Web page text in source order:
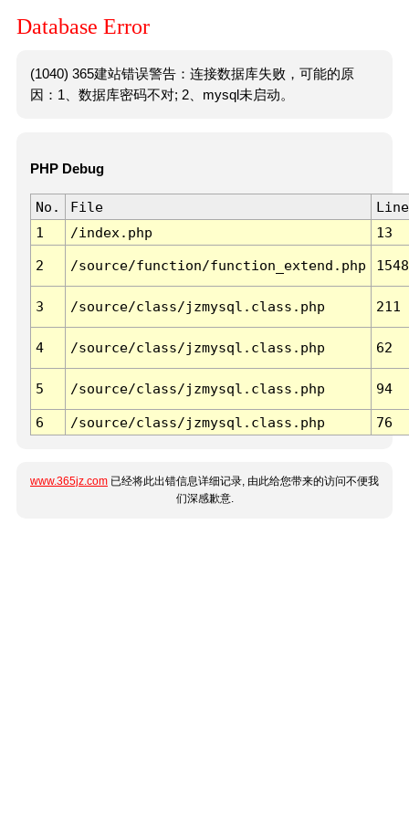
Database Error
(1040) 365建站错误警告：连接数据库失败，可能的原
因：1、数据库密码不对; 2、mysql未启动。
PHP Debug
No. File
Line
1
/index.php 13
2 /source/function/function_extend.php 1548
3 /source/class/jzmysql.class.php 211
4 /source/class/jzmysql.class.php 62
5 /source/class/jzmysql.class.php 94
6 /source/class/jzmysql.class.php 76
www.365jz.com 已经将此出错信息详细记录, 由此给您带来的访问不便我
们深感歉意.